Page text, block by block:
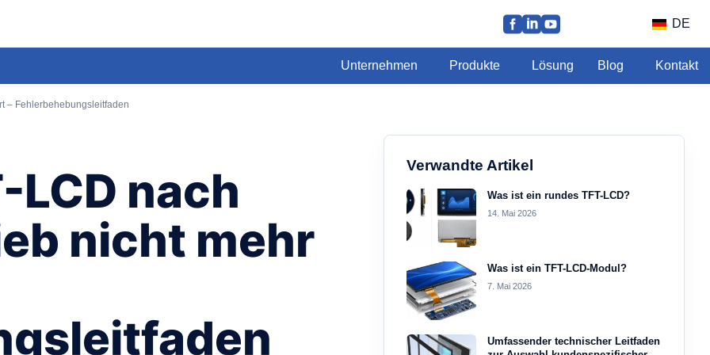
DE
Unternehmen Produkte Lösung Blog Kontakt
– Fehlerbehebungsleitfaden
LCD nach
nicht mehr
Verwandte Artikel
Was ist ein rundes TFT-LCD?
14. Mai 2026
Was ist ein TFT-LCD-Modul?
7. Mai 2026
Umfassender technischer Leitfaden